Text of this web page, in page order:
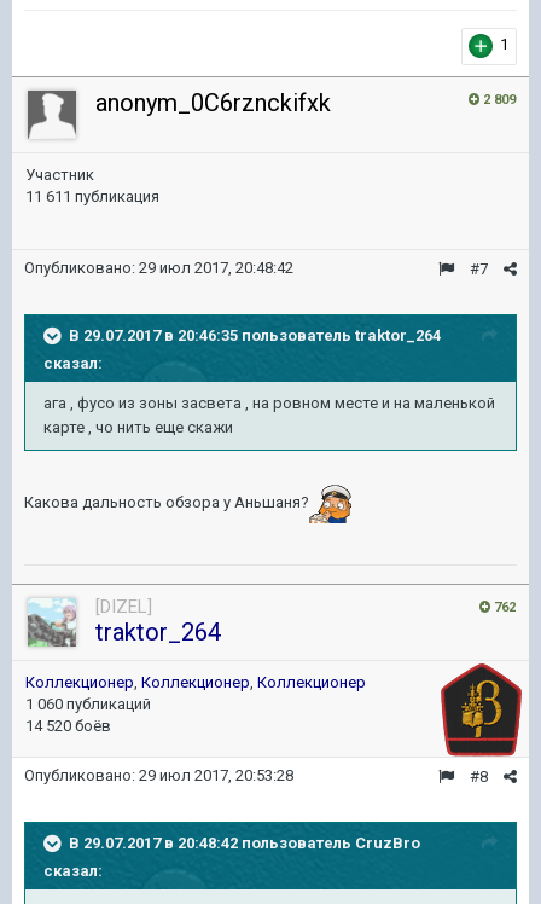
1
2 809
anonym_0C6rznckifxk
Участник
11 611 публикация
#7
Опубликовано: 29 июл 2017, 20:48:42
В 29.07.2017 в 20:46:35 пользователь traktor_264
сказал:
ага , фусо из зоны засвета , на ровном месте и на маленькой
карте , чо нить еще скажи
Какова дальность обзора у Аньшаня?
762
[DIZEL]
traktor_264
Коллекционер, Коллекционер, Коллекционер
1 060 публикаций
14 520 боёв
#8
Опубликовано: 29 июл 2017, 20:53:28
В 29.07.2017 в 20:48:42 пользователь CruzBro
сказал: